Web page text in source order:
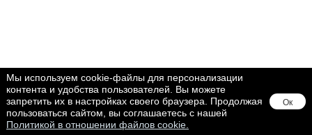
Мы используем cookie-файлы для персонализации
контента и удобства пользователей. Вы можете
запретить их в настройках своего браузера. Продолжая
пользоваться сайтом, вы соглашаетесь с нашей
Политикой в отношении файлов cookie.
Ок